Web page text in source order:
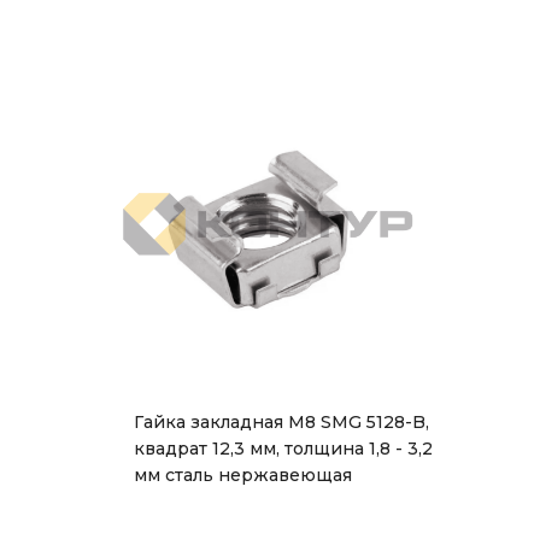
Гайка закладная М8 SMG 5128-B,
квадрат 12,3 мм, толщина 1,8 - 3,2
мм сталь нержавеющая